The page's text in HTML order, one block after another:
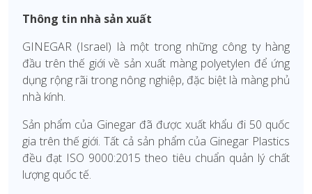
Thông tin nhà sản xuất
GINEGAR (Israel) là một trong những công ty hàng
đầu trên thế giới về sản xuất màng polyetylen để ứng
dụng rộng rãi trong nông nghiệp, đặc biệt là màng phủ
nhà kính.
Sản phẩm của Ginegar đã được xuất khẩu đi 50 quốc
gia trên thế giới. Tất cả sản phẩm của Ginegar Plastics
đều đạt ISO 9000:2015 theo tiêu chuẩn quản lý chất
lượng quốc tế.